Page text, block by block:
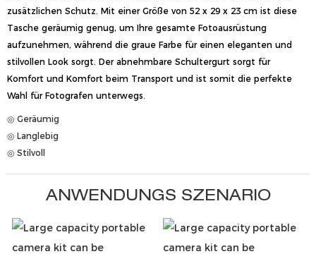
zusätzlichen Schutz. Mit einer Größe von 52 x 29 x 23 cm ist diese
Tasche geräumig genug, um Ihre gesamte Fotoausrüstung
aufzunehmen, während die graue Farbe für einen eleganten und
stilvollen Look sorgt. Der abnehmbare Schultergurt sorgt für
Komfort und Komfort beim Transport und ist somit die perfekte
Wahl für Fotografen unterwegs.
◎ Geräumig
◎ Langlebig
◎ Stilvoll
ANWENDUNGS SZENARIO